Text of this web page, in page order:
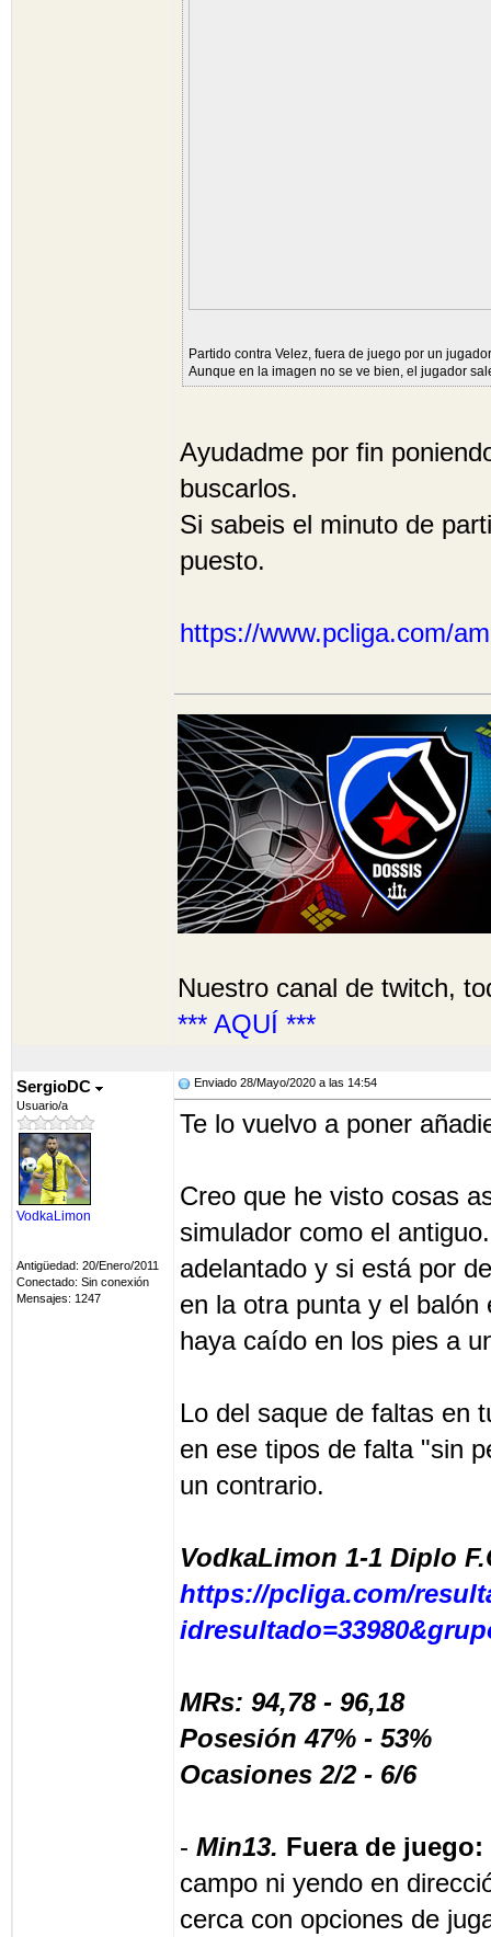
Partido contra Velez, fuera de juego por un
Aunque en la imagen no se ve bien, el jugador
Ayudadme por fin
buscarlos.
Si sabeis el minuto de
puesto.
https://www.pcliga.com/
Nuestro canal de twitch,
*** AQUÍ ***
SergioDC
Usuario/a
VodkaLimon
Antigüedad: 20/Enero/2011
Conectado: Sin conexión
Mensajes: 1247
Enviado 28/Mayo/2020 a las 14:54
Te lo vuelvo a poner
Creo que he visto cosas
simulador como el
adelantado y si está por
en la otra punta y el
haya caído en los pies a
Lo del saque de faltas en
en ese tipos de falta "sin
un contrario.
VodkaLimon 1-1 Diplo
https://pcliga.com/
MRs: 94,78 - 96,18
Posesión 47% - 53%
Ocasiones 2/2 - 6/6
- Min13. Fuera de juego:
campo ni yendo en
cerca con opciones de